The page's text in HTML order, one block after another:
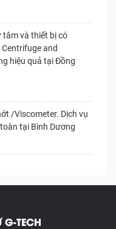
tâm và thiết bị có
and
hiệu quả tại Đồng
/Viscometer. Dịch vụ
tại Bình Dương
TECH